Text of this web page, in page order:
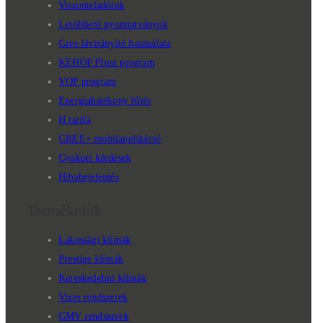
Viszonteladóink
Letölthető nyomtatványok
Gree távirányító használata
KEHOP Plusz program
VOP program
Energiahatékony fűtés
H tarifa
GREE+ mobilapplikáció
Gyakori kérdések
Hibabejelentés
Lakossági klímák
Prestige klímák
Kereskedelmi klímák
Vizes rendszerek
GMV rendszerek